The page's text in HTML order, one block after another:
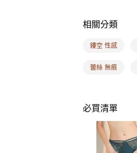
相關分類
鏤空 性感
蕾絲 無痕
必買清單